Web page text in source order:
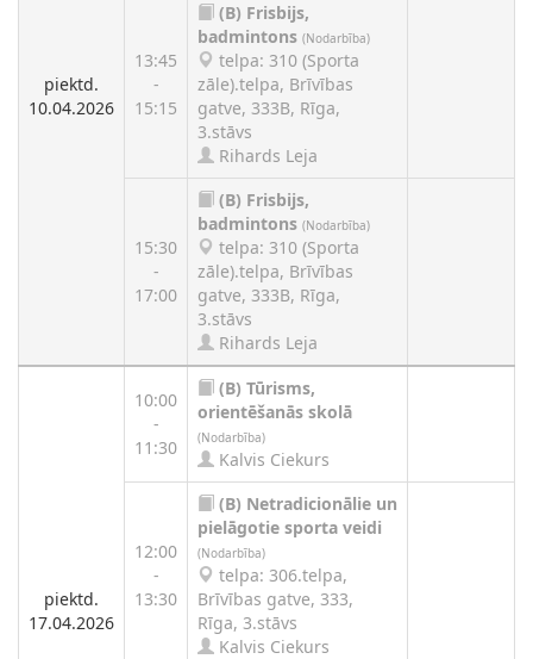
piektd.
10.04.2026
13:45
-
15:15
(B) Frisbijs,
badmintons (Nodarbība)
telpa: 310 (Sporta
zāle).telpa, Brīvības
gatve, 333B, Rīga,
3.stāvs
Rihards Leja
15:30
-
17:00
(B) Frisbijs,
badmintons (Nodarbība)
telpa: 310 (Sporta
zāle).telpa, Brīvības
gatve, 333B, Rīga,
3.stāvs
Rihards Leja
piektd.
17.04.2026
10:00
-
11:30
(B) Tūrisms,
orientēšanās skolā
(Nodarbība)
Kalvis Ciekurs
12:00
-
13:30
(B) Netradicionālie un
pielāgotie sporta veidi
(Nodarbība)
telpa: 306.telpa,
Brīvības gatve, 333,
Rīga, 3.stāvs
Kalvis Ciekurs